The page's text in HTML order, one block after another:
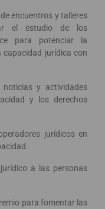
encuentros y talleres
el estudio de los
para potenciar la
capacidad jurídica con
noticias y actividades
y los derechos
jurídicos en
a las personas
para fomentar las